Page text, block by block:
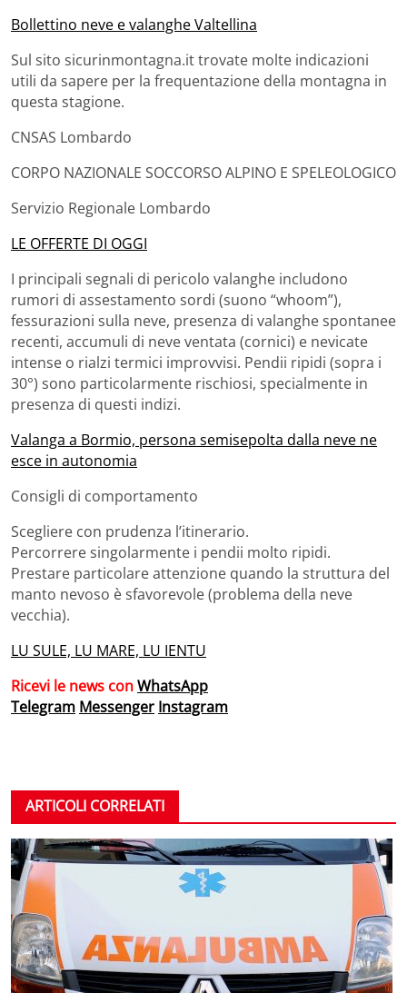
Bollettino neve e valanghe Valtellina
Sul sito sicurinmontagna.it trovate molte indicazioni
utili da sapere per la frequentazione della montagna in
questa stagione.
CNSAS Lombardo
CORPO NAZIONALE SOCCORSO ALPINO E SPELEOLOGICO
Servizio Regionale Lombardo
LE OFFERTE DI OGGI
I principali segnali di pericolo valanghe includono
rumori di assestamento sordi (suono “whoom”),
fessurazioni sulla neve, presenza di valanghe spontanee
recenti, accumuli di neve ventata (cornici) e nevicate
intense o rialzi termici improvvisi. Pendii ripidi (sopra i
30°) sono particolarmente rischiosi, specialmente in
presenza di questi indizi.
Valanga a Bormio, persona semisepolta dalla neve ne
esce in autonomia
Consigli di comportamento
Scegliere con prudenza l’itinerario.
Percorrere singolarmente i pendii molto ripidi.
Prestare particolare attenzione quando la struttura del
manto nevoso è sfavorevole (problema della neve
vecchia).
LU SULE, LU MARE, LU IENTU
Ricevi le news conWhatsApp
Telegram Messenger Instagram
ARTICOLI CORRELATI